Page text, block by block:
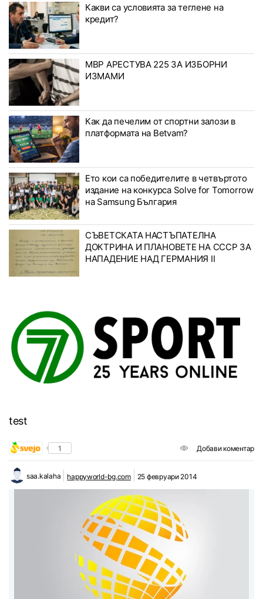
Какви са условията за теглене на
кредит?
МВР АРЕСТУВА 225 ЗА ИЗБОРНИ
ИЗМАМИ
Как да печелим от спортни залози в
платформата на Betvam?
Ето кои са победителите в четвъртото
издание на конкурса Solve for Tomorrow
на Samsung България
СЪВЕТСКАТА НАСТЪПАТЕЛНА
ДОКТРИНА И ПЛАНОВЕТЕ НА СССР ЗА
НАПАДЕНИЕ НАД ГЕРМАНИЯ II
test
1 Добави коментар
saa.kalaha happyworld-bg.com 25 февруари 2014